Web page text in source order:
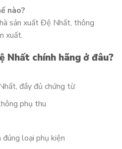
nào?
sản xuất Đệ Nhất, thông
xuất.
Nhất chính hãng ở đâu?
đầy đủ chứng từ
phụ thu
đúng loại phụ kiện